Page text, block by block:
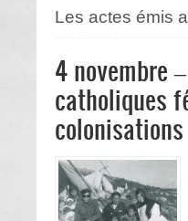
Les actes émis
4 novembre
catholiques